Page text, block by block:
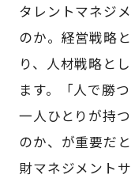
タレントマネジ
のか。経営戦略
り、人材戦略と
ます。「人で勝
一人ひとりが持
のか、が重要だ
財マネジメント